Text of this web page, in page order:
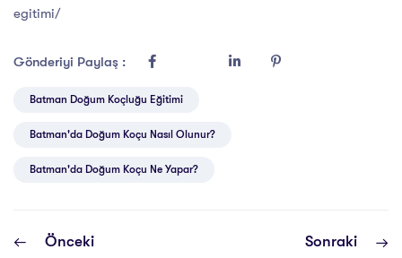
egitimi/
Gönderiyi Paylaş :
Batman Doğum Koçluğu Eğitimi
Batman'da Doğum Koçu Nasıl Olunur?
Batman'da Doğum Koçu Ne Yapar?
Önceki Sonraki